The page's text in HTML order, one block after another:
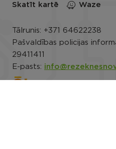
Skatīt kartē
Waze
Tālrunis: +371 64622238
Pašvaldības policijas
29411411
E-pasts: